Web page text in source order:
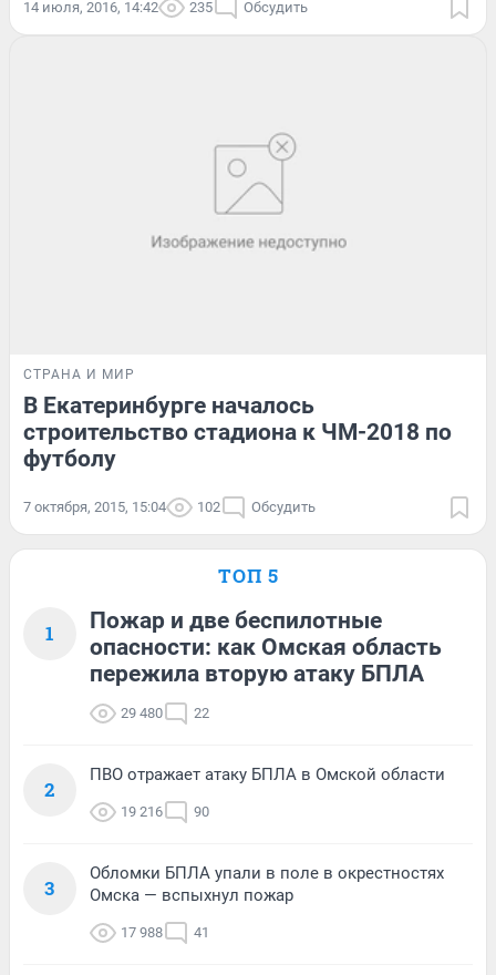
14 июля, 2016, 14:42 235 Обсудить
СТРАНА И МИР
В Екатеринбурге началось
строительство стадиона к ЧМ-2018 по
футболу
7 октября, 2015, 15:04 102 Обсудить
ТОП 5
1
Пожар и две беспилотные
опасности: как Омская область
пережила вторую атаку БПЛА
29 480 22
2
ПВО отражает атаку БПЛА в Омской области
19 216 90
3
Обломки БПЛА упали в поле в окрестностях
Омска — вспыхнул пожар
17 988 41